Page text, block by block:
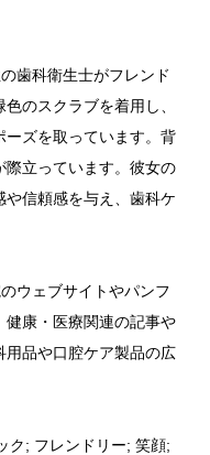
歯科衛生士がフレンド
のスクラブを着用し、
ーズを取っています。背
立っています。彼女の
信頼感を与え、歯科ケ
ウェブサイトやパンフ
健康・医療関連の記事や
用品や口腔ケア製品の広
ク; フレンドリー; 笑顔;